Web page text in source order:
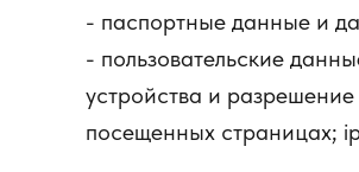
- паспортные данные и
- пользовательские
устройства и
посещенных страницах;